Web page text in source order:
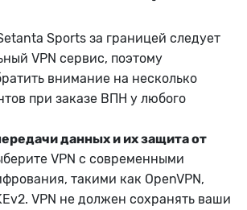
Sports за границей следует
VPN сервис, поэтому
внимание на несколько
при заказе ВПН у любого
данных и их защита от
VPN с современными
такими как OpenVPN,
VPN не должен сохранять ваши